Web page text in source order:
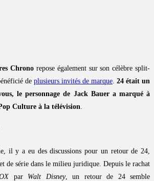
Chrono repose également sur son célèbre split-
de plusieurs invités de marque 24 était un
le personnage de Jack Bauer a marqué à
Culture à la télévision
il y a eu des discussions pour un retour de 24,
de série dans le milieu juridique. Depuis le rachat
par Walt Disney, un retour de 24 semble